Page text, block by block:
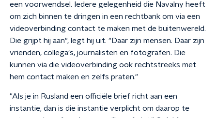
een voorwendsel. Iedere gelegenheid die Navalny heeft
om zich binnen te dringen in een rechtbank om via een
videoverbinding contact te maken met de buitenwereld.
Die grijpt hij aan", legt hij uit. "Daar zijn mensen. Daar zijn
vrienden, collega's, journalisten en fotografen. Die
kunnen via die videoverbinding ook rechtstreeks met
hem contact maken en zelfs praten."
"Als je in Rusland een officiële brief richt aan een
instantie, dan is die instantie verplicht om daarop te